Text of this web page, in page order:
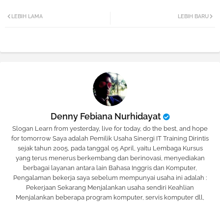
pp
LEBIH BARU
LEBIH LAMA
Denny Febiana Nurhidayat
Slogan Learn from yesterday, live for today, do the best, and hope
for tomorrow Saya adalah Pemilik Usaha Sinergi IT Training Dirintis
sejak tahun 2005, pada tanggal 05 April, yaitu Lembaga Kursus
yang terus menerus berkembang dan berinovasi, menyediakan
berbagai layanan antara lain Bahasa Inggris dan Komputer,
Pengalaman bekerja saya sebelum mempunyai usaha ini adalah :
Pekerjaan Sekarang Menjalankan usaha sendiri Keahlian
Menjalankan beberapa program komputer, servis komputer dll,